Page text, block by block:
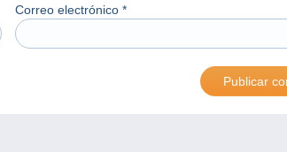
Correo electrónico *